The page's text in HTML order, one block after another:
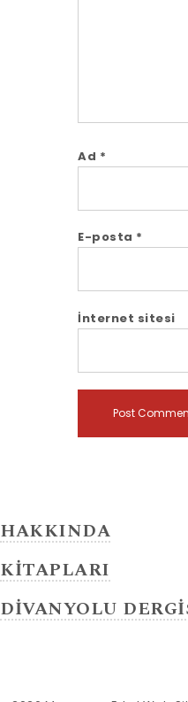
Ad *
E-posta *
İnternet sitesi
HAKKINDA
KİTAPLARI
DİVANYOLU